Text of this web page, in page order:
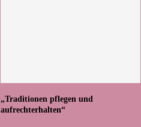
„Traditionen pflegen und
aufrechterhalten“